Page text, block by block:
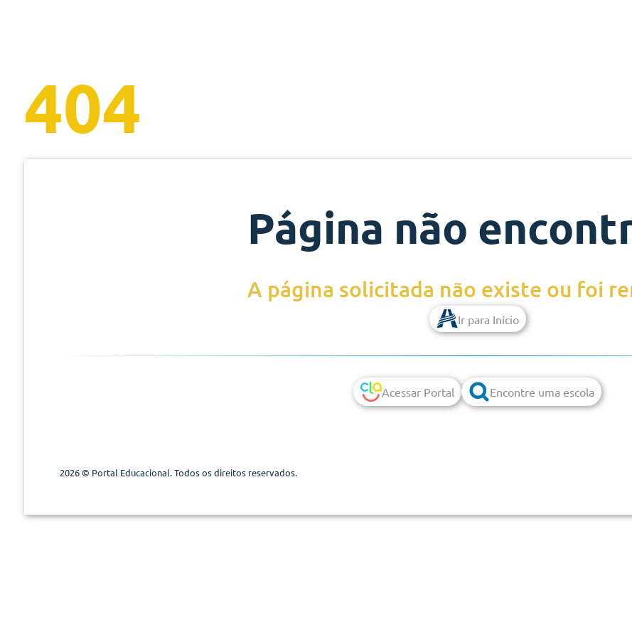
404
Página não
A página solicitada não existe ou foi
Ir para Início
Acessar Portal Encontre uma escola
2026 © Portal Educacional. Todos os direitos reservados.